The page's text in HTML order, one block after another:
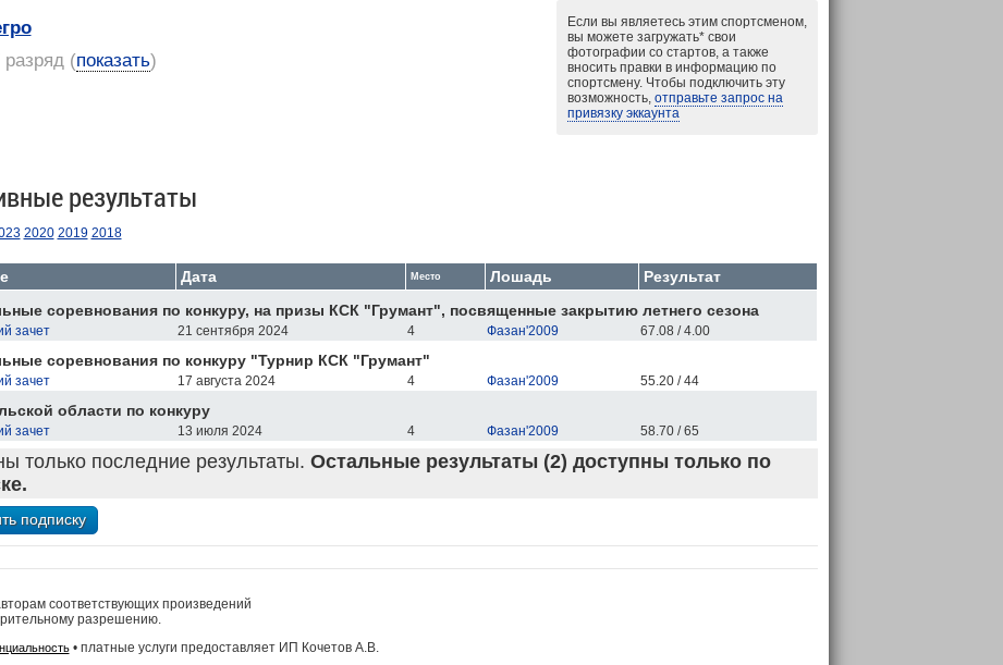
Если вы являетесь этим спортсменом,
вы можете загружать*свои
фотографии со стартов, а также
вносить правки в информацию по
спортсмену. Чтобы подключить эту
возможность, отправьте запрос на
привязку эккаунта
(показать)
результаты
2020 2019 2018
Дата Место Лошадь
Результат
соревнования по конкуру, на призы КСК "Грумант", посвященные закрытию летнего сезона
зачет 21 сентября 2024 4 Фазан'2009 67.08 / 4.00
соревнования по конкуру "Турнир КСК "Грумант"
зачет 17 августа 2024 4 Фазан'2009 55.20 / 44
области по конкуру
зачет 13 июля 2024 4 Фазан'2009 58.70 / 65
только последние результаты. Остальные результаты (2) доступны только по
соответствующих произведений
разрешению.
• платные услуги предоставляет ИП Кочетов А.В.